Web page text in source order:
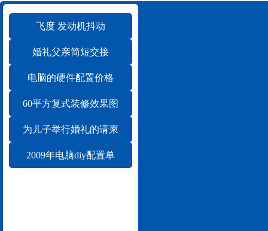
飞度 发动机抖动
婚礼父亲简短交接
电脑的硬件配置价格
60平方复式装修效果图
为儿子举行婚礼的请柬
2009年电脑diy配置单